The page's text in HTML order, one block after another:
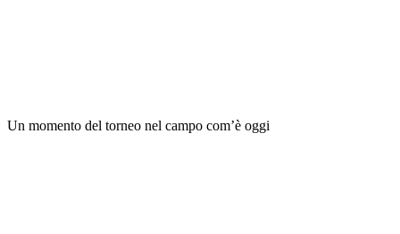
Un momento del torneo nel campo com’è oggi